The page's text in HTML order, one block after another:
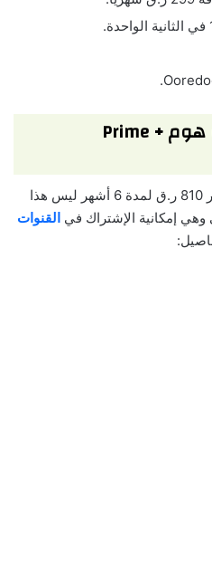
2- تفاصيل وسعر باقة هوم + Prime
أما مع هذه الباقة تستطيع أن توفر 810 ر.ق لمدة 6 أشهر ليس هذا
إمكانية الإشتراك في القنوات